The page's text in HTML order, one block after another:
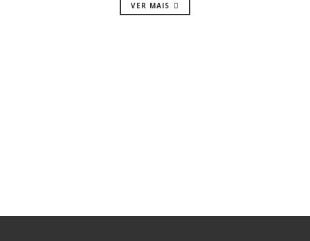
VER MAIS